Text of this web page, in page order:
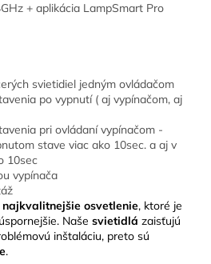
+ aplikácia LampSmart Pro
svietidiel jedným ovládačom
po vypnutí ( aj vypínačom, aj
pri ovládaní vypínačom -
stave viac ako 10sec. a aj v
10sec
vypínača
najkvalitnejšie osvetlenie, ktoré je
Naše svietidlá zaisťujú
inštaláciu, preto sú
.